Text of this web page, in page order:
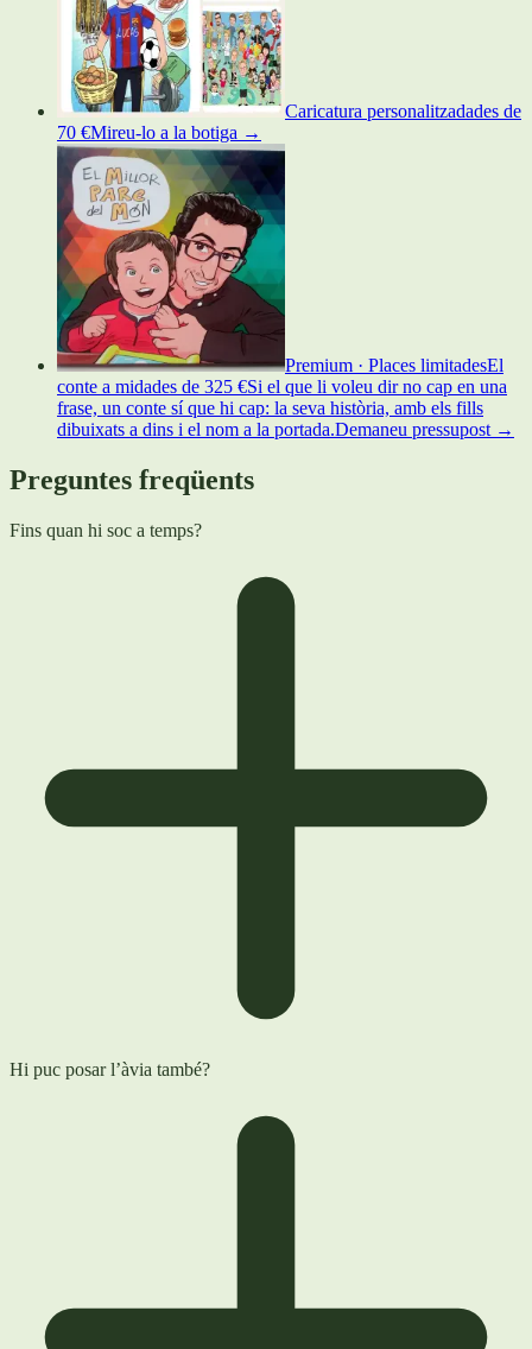
Caricatura personalitzadades de
70 €Mireu-lo a la botiga →
Premium · Places limitadesEl
conte a midades de 325 €Si el que li voleu dir no cap en una
frase, un conte sí que hi cap: la seva història, amb els fills
dibuixats a dins i el nom a la portada.Demaneu pressupost →
Preguntes freqüents
Fins quan hi soc a temps?
Hi puc posar l’àvia també?